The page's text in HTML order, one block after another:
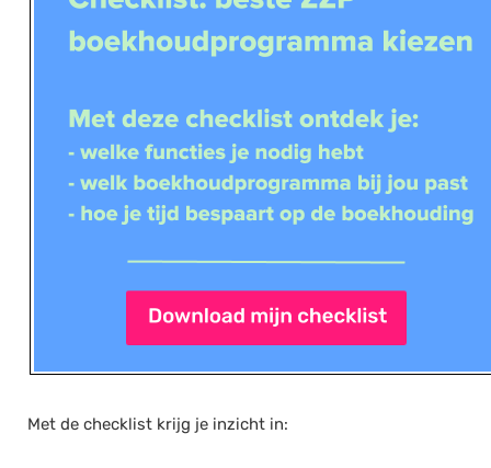
Met de checklist krijg je inzicht in: